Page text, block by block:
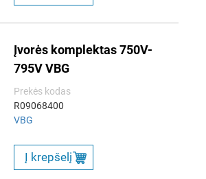
Įvorės komplektas 750V-
795V VBG
Prekės kodas
R09068400
VBG
Į krepšelį